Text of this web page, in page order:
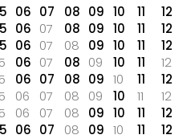
06 07 08 09 10 11
12
06 07 08 09 10 11
12
06 07 08 09 10 11
12
06 07 08 09 10 11
12
06 07 08 09 10 11
12
06 07 08 09 10 11
12
06 07 08 09 10 11
12
06 07 08 09 10 11 12